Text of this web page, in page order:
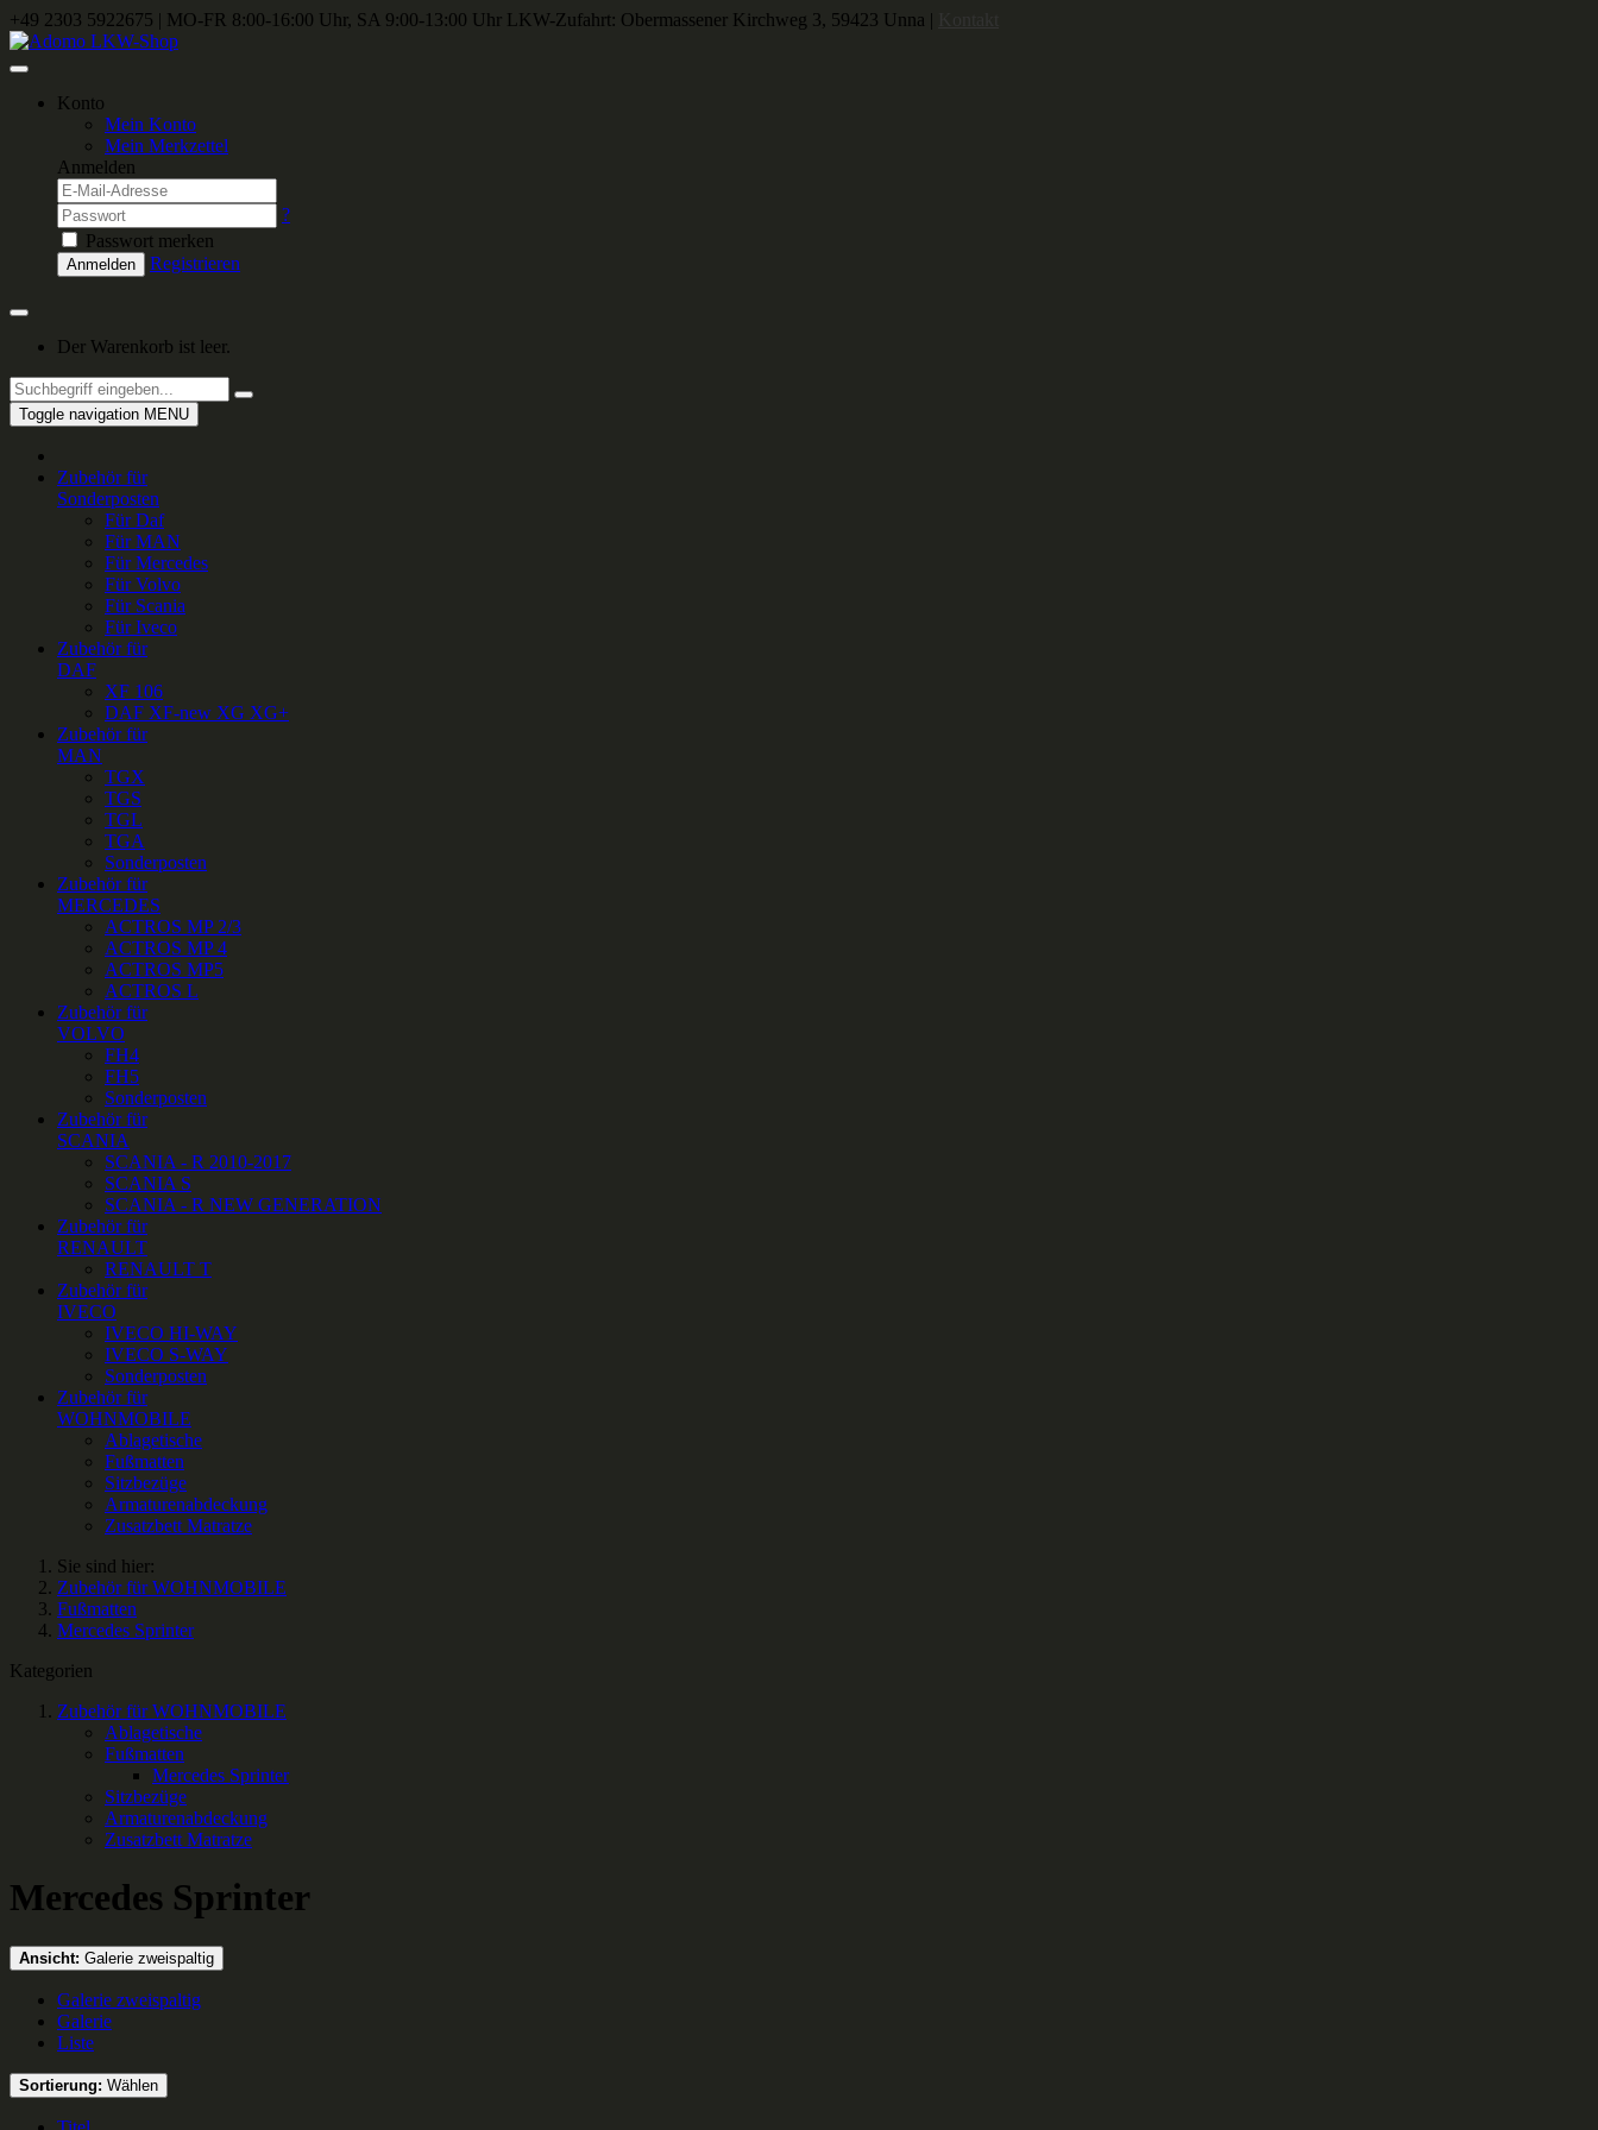
+49 2303 5922675 | MO-FR 8:00-16:00 Uhr, SA 9:00-13:00 Uhr LKW-Zufahrt: Obermassener Kirchweg 3, 59423 Unna |
Konto
Mein Konto
Mein Merkzettel
Anmelden
?
Passwort merken
Anmelden Registrieren
Der Warenkorb ist leer.
Toggle navigation MENU
Zubehör für
Sonderposten
Für Daf
Für MAN
Für Mercedes
Für Volvo
Für Scania
Für Iveco
Zubehör für
DAF
XF 106
DAF XF-new XG XG+
Zubehör für
MAN
TGX
TGS
TGL
TGA
Sonderposten
Zubehör für
MERCEDES
ACTROS MP 2/3
ACTROS MP 4
ACTROS MP5
ACTROS L
Zubehör für
VOLVO
FH4
FH5
Sonderposten
Zubehör für
SCANIA
SCANIA - R 2010-2017
SCANIA S
SCANIA - R NEW GENERATION
Zubehör für
RENAULT
RENAULT T
Zubehör für
IVECO
IVECO HI-WAY
IVECO S-WAY
Sonderposten
Zubehör für
WOHNMOBILE
Ablagetische
Fußmatten
Sitzbezüge
Armaturenabdeckung
Zusatzbett Matratze
Sie sind hier:
Zubehör für WOHNMOBILE
Fußmatten
Mercedes Sprinter
Kategorien
Zubehör für WOHNMOBILE
Ablagetische
Fußmatten
Mercedes Sprinter
Sitzbezüge
Armaturenabdeckung
Zusatzbett Matratze
Mercedes Sprinter
Ansicht: Galerie zweispaltig
Galerie zweispaltig
Galerie
Liste
Sortierung: Wählen